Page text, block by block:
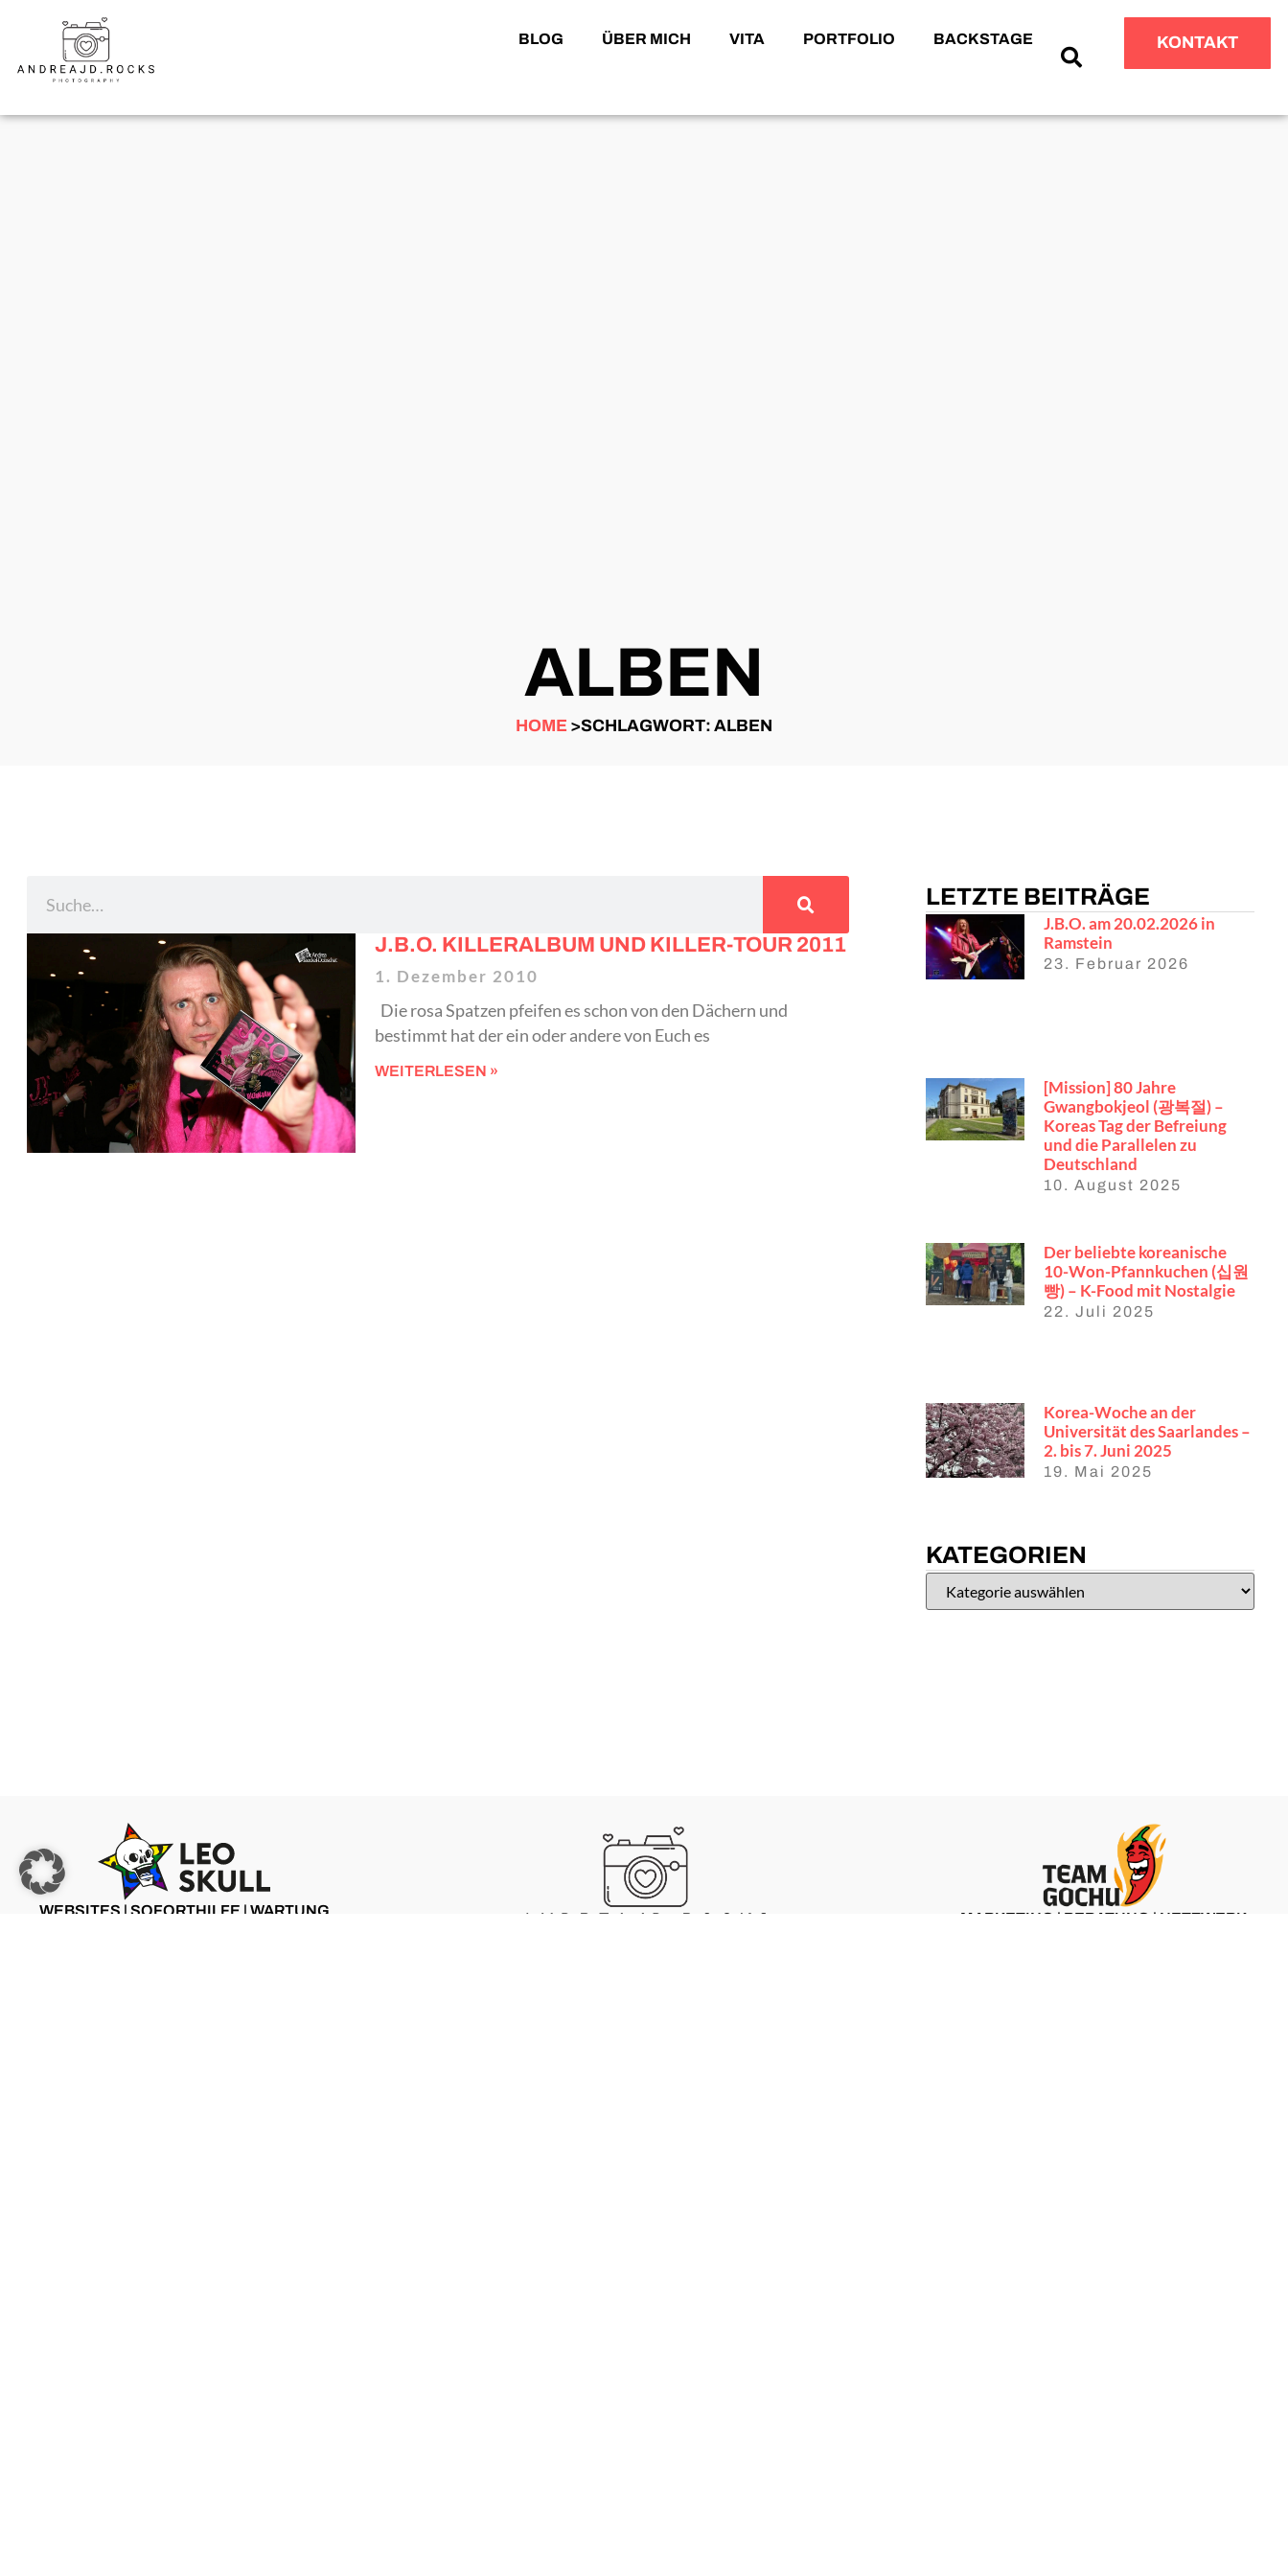
BLOG ÜBER MICH VITA PORTFOLIO BACKSTAGE KONTAKT
ALBEN
HOME >SCHLAGWORT: ALBEN
J.B.O. KILLERALBUM UND KILLER-TOUR 2011
1. Dezember 2010
Die rosa Spatzen pfeifen es schon von den Dächern und
bestimmt hat der ein oder andere von Euch es
WEITERLESEN »
LETZTE BEITRÄGE
J.B.O. am 20.02.2026 in
Ramstein
23. Februar 2026
[Mission] 80 Jahre
Gwangbokjeol (광복절) –
Koreas Tag der Befreiung
und die Parallelen zu
Deutschland
10. August 2025
Der beliebte koreanische
10-Won-Pfannkuchen (십원
빵) – K-Food mit Nostalgie
22. Juli 2025
Korea-Woche an der
Universität des Saarlandes –
2. bis 7. Juni 2025
19. Mai 2025
KATEGORIEN
WEBSITES | SOFORTHILFE | WARTUNG MARKETING | BERATUNG | NETZWERK